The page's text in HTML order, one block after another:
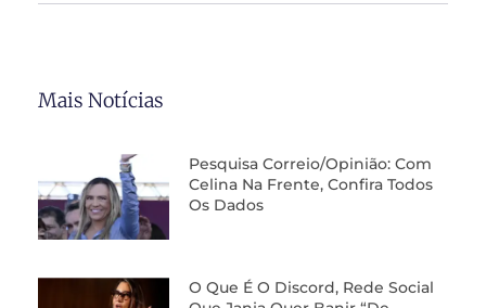
Mais Notícias
Pesquisa Correio/Opinião: Com
Celina Na Frente, Confira Todos
Os Dados
O Que É O Discord, Rede Social